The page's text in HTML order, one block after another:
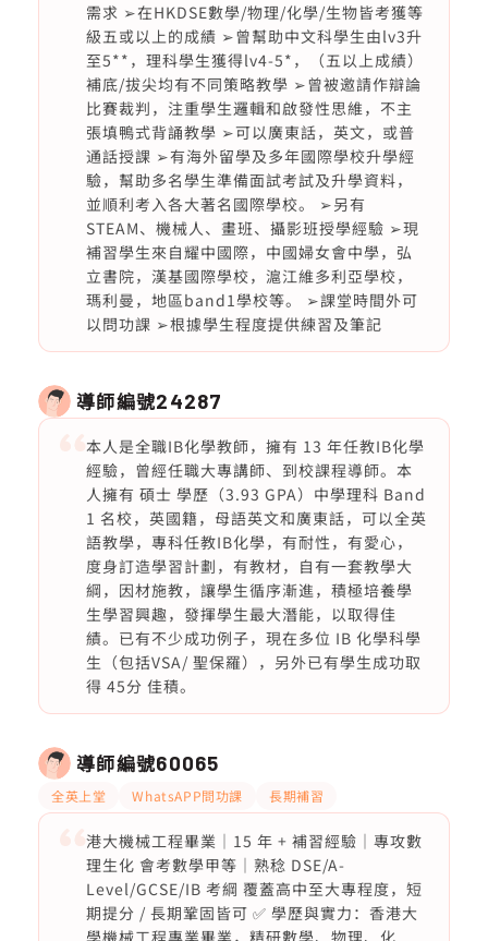
需求 ➢在HKDSE數學/物理/化學/生物皆考獲等
級五或以上的成績 ➢曾幫助中文科學生由lv3升
至5**，理科學生獲得lv4-5*，（五以上成績）
補底/拔尖均有不同策略教學 ➢曾被邀請作辯論
比賽裁判，注重學生邏輯和啟發性思維，不主
張填鴨式背誦教學 ➢可以廣東話，英文，或普
通話授課 ➢有海外留學及多年國際學校升學經
驗，幫助多名學生準備面試考試及升學資料，
並順利考入各大著名國際學校。 ➢另有
STEAM、機械人、畫班、攝影班授學經驗 ➢現
補習學生來自耀中國際，中國婦女會中學，弘
立書院，漢基國際學校，滬江維多利亞學校，
瑪利曼，地區band1學校等。 ➢課堂時間外可
以問功課 ➢根據學生程度提供練習及筆記
導師編號24287
本人是全職IB化學教師，擁有 13 年任教IB化學
經驗，曾經任職大專講師、到校課程導師。本
人擁有 碩士 學歷（3.93 GPA）中學理科 Band
1 名校，英國籍，母語英文和廣東話，可以全英
語教學，專科任教IB化學，有耐性，有愛心，
度身訂造學習計劃，有教材，自有一套教學大
綱，因材施教，讓學生循序漸進，積極培養學
生學習興趣，發揮學生最大潛能，以取得佳
績。已有不少成功例子，現在多位 IB 化學科學
生（包括VSA/ 聖保羅），另外已有學生成功取
得 45分 佳積。
導師編號60065
全英上堂 WhatsAPP問功課 長期補習
港大機械工程畢業｜15 年 + 補習經驗｜專攻數
理生化 會考數學甲等｜熟稔 DSE/A-
Level/GCSE/IB 考綱 覆蓋高中至大專程度，短
期提分 / 長期鞏固皆可 ✅ 學歷與實力：香港大
學機械工程專業畢業，精研數學、物理、化